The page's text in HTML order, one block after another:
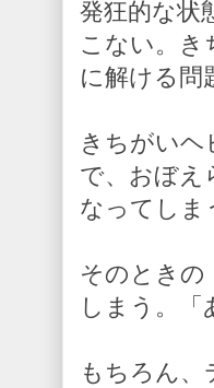
発狂的な状
こない。き
に解ける問
きちがいヘ
で、おぼえ
なってしま
そのときの
しまう。「
もちろん